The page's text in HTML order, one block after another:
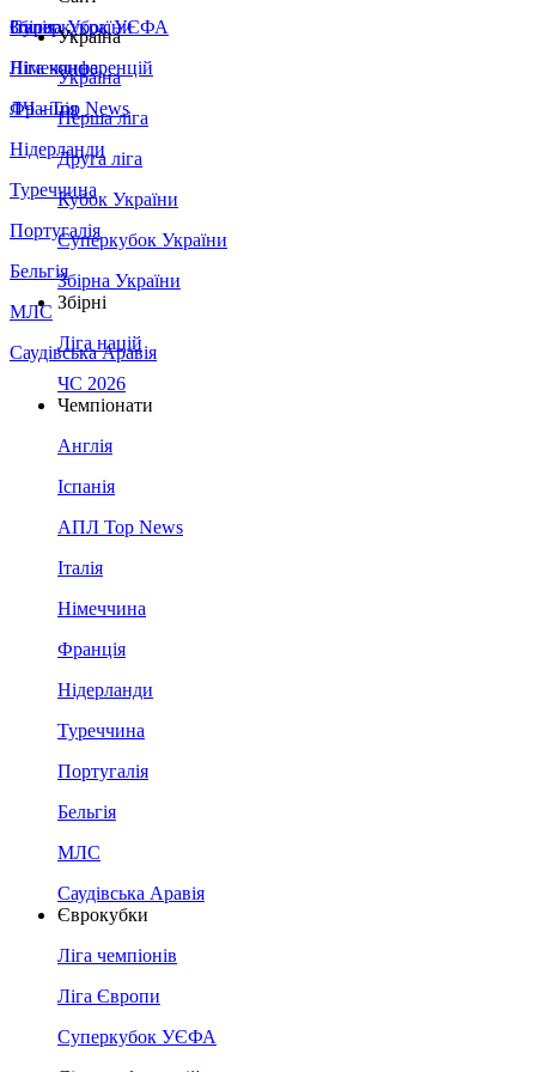
Збірна України
Італія
Німеччина
Франція
Нідерланди
Туреччина
Португалія
Бельгія
МЛС
Саудівська Аравія
Суперкубок УЄФА
Ліга конференцій
ЛЧ - Top News
Україна
Україна
Перша ліга
Друга ліга
Кубок України
Суперкубок України
Збірна України
Збірні
Ліга націй
ЧС 2026
Чемпіонати
Англія
Іспанія
АПЛ Top News
Італія
Німеччина
Франція
Нідерланди
Туреччина
Португалія
Бельгія
МЛС
Саудівська Аравія
Єврокубки
Ліга чемпіонів
Ліга Європи
Суперкубок УЄФА